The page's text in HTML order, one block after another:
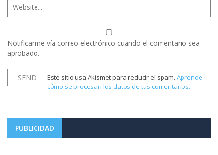
Notificarme vía correo electrónico cuando el comentario sea
aprobado.
Este sitio usa Akismet para reducir el spam. Aprende
cómo se procesan los datos de tus comentarios.
PUBLICIDAD